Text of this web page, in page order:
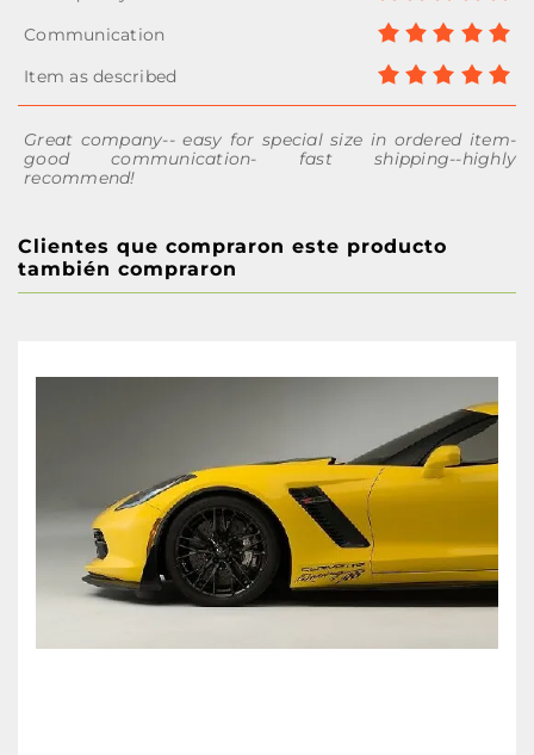
Great company-- easy for special size in ordered item-
good communication- fast shipping--highly
recommend!
Clientes que compraron este producto
también compraron